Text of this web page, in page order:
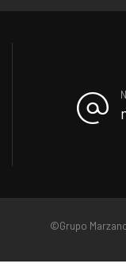
©Grupo